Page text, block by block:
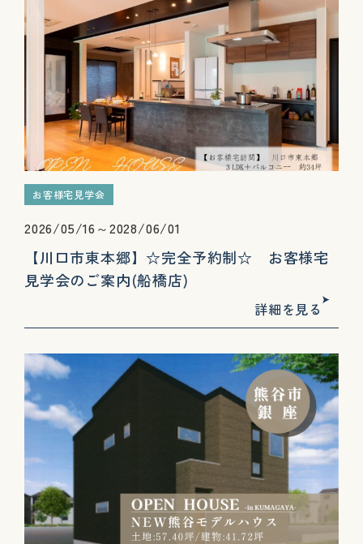
お客様宅見学会
2026/05/16～2028/06/01
【川口市東本郷】☆完全予約制☆ お客様宅
見学会のご案内(船橋店)
詳細を見る